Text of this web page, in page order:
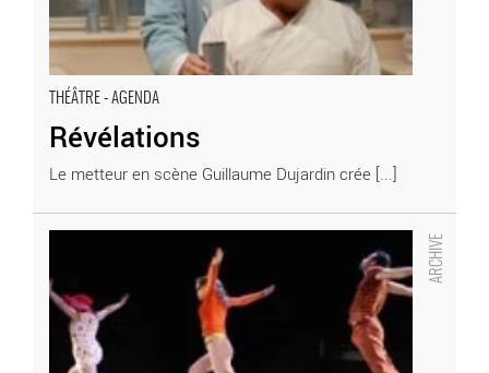
THÉÂTRE - AGENDA
Révélations
Le metteur en scène Guillaume Dujardin crée [...]